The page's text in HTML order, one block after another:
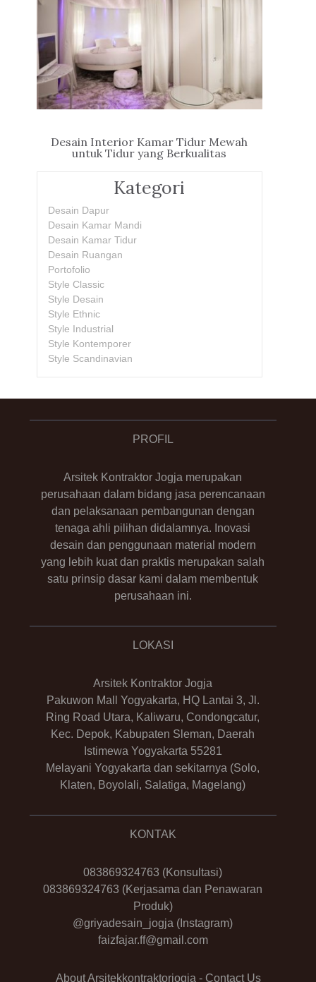
Desain Interior Kamar Tidur Mewah
untuk Tidur yang Berkualitas
Kategori
Desain Dapur
Desain Kamar Mandi
Desain Kamar Tidur
Desain Ruangan
Portofolio
Style Classic
Style Desain
Style Ethnic
Style Industrial
Style Kontemporer
Style Scandinavian
PROFIL
Arsitek Kontraktor Jogja merupakan
perusahaan dalam bidang jasa perencanaan
dan pelaksanaan pembangunan dengan
tenaga ahli pilihan didalamnya. Inovasi
desain dan penggunaan material modern
yang lebih kuat dan praktis merupakan salah
satu prinsip dasar kami dalam membentuk
perusahaan ini.
LOKASI
Arsitek Kontraktor Jogja
Pakuwon Mall Yogyakarta, HQ Lantai 3, Jl.
Ring Road Utara, Kaliwaru, Condongcatur,
Kec. Depok, Kabupaten Sleman, Daerah
Istimewa Yogyakarta 55281
Melayani Yogyakarta dan sekitarnya (Solo,
Klaten, Boyolali, Salatiga, Magelang)
KONTAK
083869324763 (Konsultasi)
083869324763 (Kerjasama dan Penawaran
Produk)
@griyadesain_jogja (Instagram)
faizfajar.ff@gmail.com
About Arsitekkontraktorjogja - Contact Us